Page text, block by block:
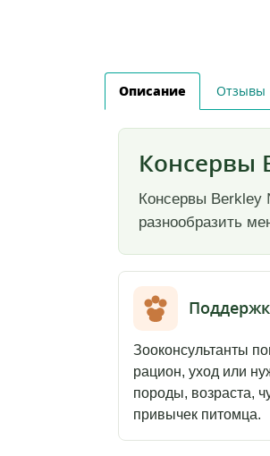
Описание Отзывы
Консервы
Консервы Berkley
разнообразить
Зооконсультанты
рацион, уход или
породы, возраста,
привычек питомца.